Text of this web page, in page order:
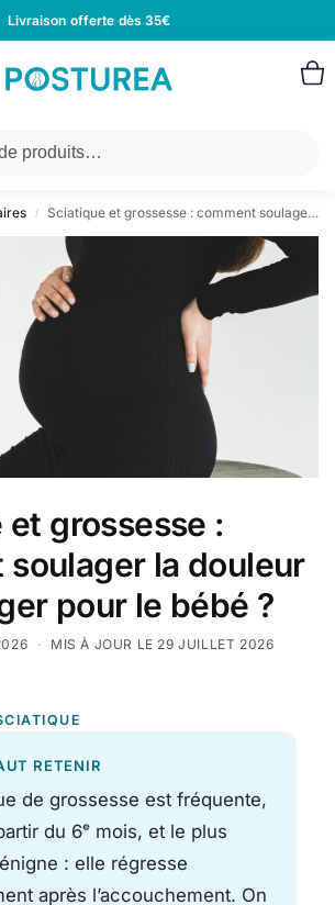
Livraison offerte dès 35€
/ Sciatique et grossesse : comment soulager la douleur sans danger pour le bébé ?
grossesse :
soulager la douleur
pour le bébé ?
· MIS À JOUR LE 29 JUILLET 2026
RETENIR
de grossesse est fréquente,
du 6ᵉ mois, et le plus
: elle régresse
après l’accouchement. On